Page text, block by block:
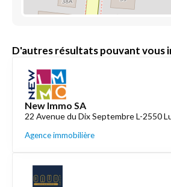
D'autres résultats pouvant vous
New Immo SA
22 Avenue du Dix Septembre L-2550
Agence immobilière